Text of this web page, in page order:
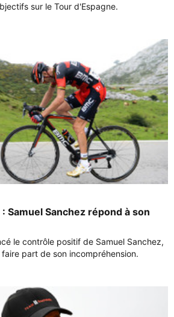
sur le Tour d'Espagne.
Samuel Sanchez répond à son
le contrôle positif de Samuel Sanchez,
part de son incompréhension.